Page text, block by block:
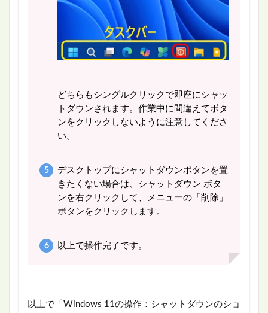
どちらもシングルクリックで即座にシャッ
トダウンされます。作業中に間違えてボタ
ンをクリックしないように注意してくださ
い。
デスクトップにシャットダウンボタンを置
きたくない場合は、シャットダウン ボタ
ンを右クリックして、メニューの「削除」
ボタンをクリックします。
以上で操作完了です。
以上で「Windows 11の操作：シャットダウンのショ